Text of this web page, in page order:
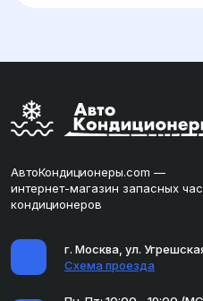
АвтоКондиционеры.com —
интернет-магазин запасных
кондиционеров
г. Москва, ул.
Схема проезда